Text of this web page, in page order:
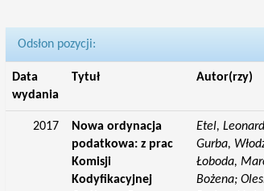
Odsłon pozycji:
Data
wydania
Tytuł Autor(rzy)
2017
Nowa ordynacja
podatkowa: z prac
Komisji
Kodyfikacyjnej
Etel,
Gurba,
Łoboda,
Bożena;